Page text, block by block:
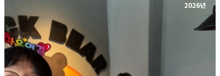
2026년